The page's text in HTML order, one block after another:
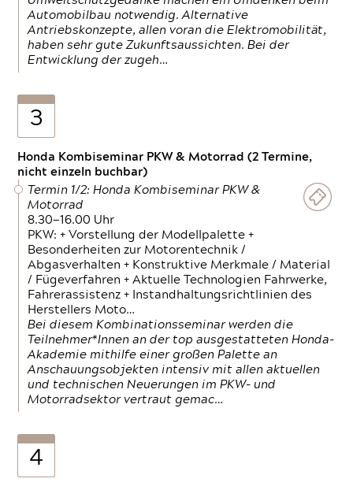
Automobilbau notwendig. Alternative
Antriebskonzepte, allen voran die Elektromobilität,
haben sehr gute Zukunftsaussichten. Bei der
Entwicklung der zugeh…
3
Honda Kombiseminar PKW & Motorrad (2 Termine,
nicht einzeln buchbar)
Termin 1/2: Honda Kombiseminar PKW &
Motorrad
8.30—16.00 Uhr
PKW: + Vorstellung der Modellpalette +
Besonderheiten zur Motorentechnik /
Abgasverhalten + Konstruktive Merkmale / Material
/ Fügeverfahren + Aktuelle Technologien Fahrwerke,
Fahrerassistenz + Instandhaltungsrichtlinien des
Herstellers Moto…
Bei diesem Kombinationsseminar werden die
Teilnehmer*Innen an der top ausgestatteten Honda-
Akademie mithilfe einer großen Palette an
Anschauungsobjekten intensiv mit allen aktuellen
und technischen Neuerungen im PKW- und
Motorradsektor vertraut gemac…
4